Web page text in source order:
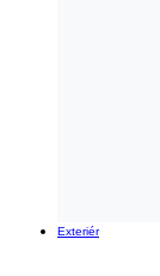
Exteriér